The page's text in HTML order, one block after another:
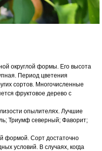
округлой формы. Его высота
Период цветения
сортов. Многочисленные
фруктовое дерево с
опылителях. Лучшие
Триумф северный; Фаворит;
формой. Сорт достаточно
условий. В случаях, когда